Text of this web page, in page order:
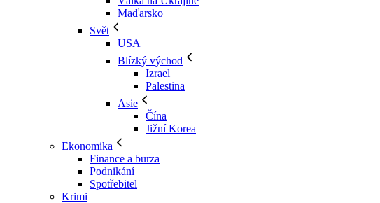
Maďarsko
Svět
USA
Blízký východ
Izrael
Palestina
Asie
Čína
Jižní Korea
Ekonomika
Finance a burza
Podnikání
Spotřebitel
Krimi